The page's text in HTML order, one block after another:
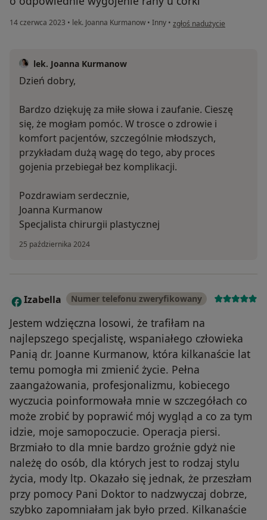
14 czerwca 2023 • lek. Joanna Kurmanow • Inny • w opinii użytkownika Maciej
zgłoś nadużycie
lek. Joanna Kurmanow
Dzień dobry,
Bardzo dziękuję za miłe słowa i zaufanie. Cieszę
się, że mogłam pomóc. W trosce o zdrowie i
komfort pacjentów, szczególnie młodszych,
przykładam dużą wagę do tego, aby proces
gojenia przebiegał bez komplikacji.
Pozdrawiam serdecznie,
Joanna Kurmanow
Specjalista chirurgii plastycznej
25 października 2024
I Izabella Numer telefonu zweryfikowany
Jestem wdzięczna losowi, że trafiłam na
najlepszego specjalistę, wspaniałego człowieka
Panią dr. Joanne Kurmanow, która kilkanaście lat
temu pomogła mi zmienić życie. Pełna
zaangażowania, profesjonalizmu, kobiecego
wyczucia poinformowała mnie w szczegółach co
może zrobić by poprawić mój wygląd a co za tym
idzie, moje samopoczucie. Operacja piersi.
Brzmiało to dla mnie bardzo groźnie gdyż nie
należę do osób, dla których jest to rodzaj stylu
życia, mody ltp. Okazało się jednak, że przeszłam
przy pomocy Pani Doktor to nadzwyczaj dobrze,
szybko zapomniałam jak było przed. Kilkanaście